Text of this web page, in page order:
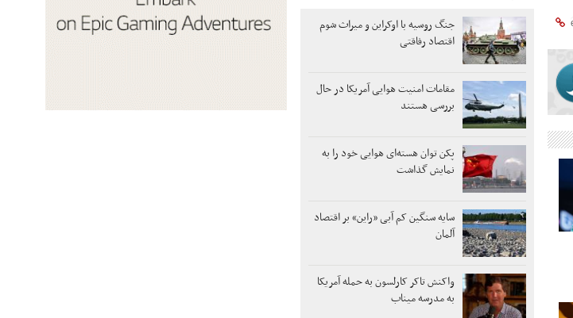
جنگ روسیه با اوکراین و میراث شوم
اقتصاد رفاقتی
مقامات امنیت هوایی آمریکا در حال
بررسی هستند
پکن توان هسته‌ای هوایی خود را به
نمایش گذاشت
سایه سنگین کم آبی «راین» بر اقتصاد
آلمان
واکنش تاکر کارلسون به حمله آمریکا
به مدرسه میناب